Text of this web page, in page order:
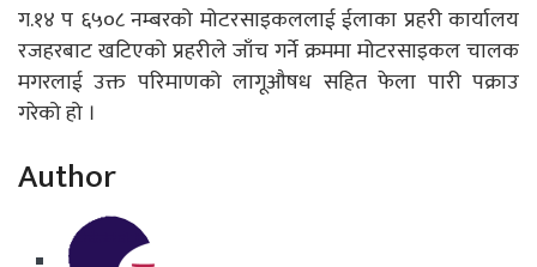
ग.१४ प ६५०८ नम्बरको मोटरसाइकललाई ईलाका प्रहरी कार्यालय
रजहरबाट खटिएको प्रहरीले जाँच गर्ने क्रममा मोटरसाइकल चालक
मगरलाई उक्त परिमाणको लागूऔषध सहित फेला पारी पक्राउ
गरेको हो ।
Author